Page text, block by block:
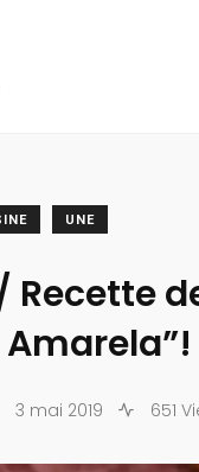
UNE
3 mai 2019 651